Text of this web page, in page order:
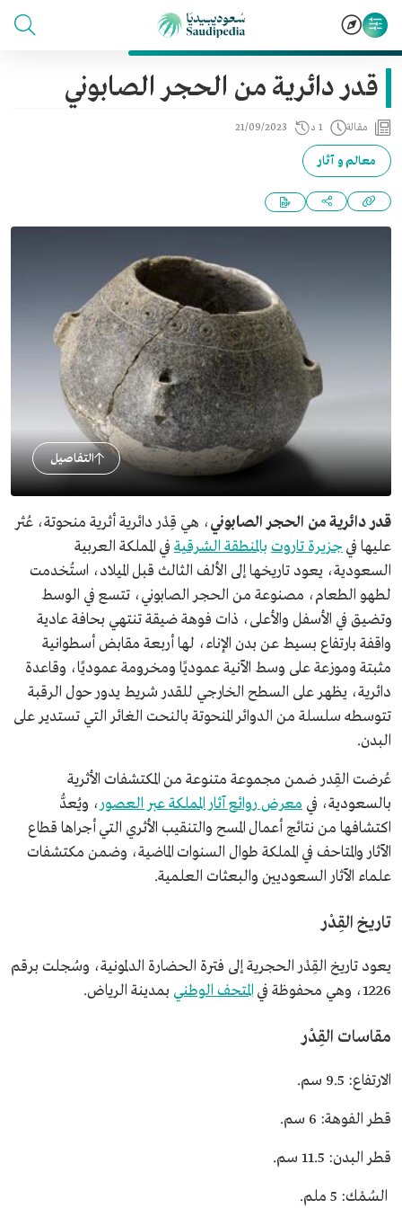
قدر دائرية من الحجر الصابوني
مقالة 1 د 21/09/2023
معالم و آثار
التفاصيل
قدر دائرية من الحجر الصابوني، هي قِدْر دائرية أثرية منحوتة، عُثر
عليها في جزيرة تاروت بالمنطقة الشرقية في المملكة العربية
السعودية، يعود تاريخها إلى الألف الثالث قبل الميلاد، استُخدمت
لطهو الطعام، مصنوعة من الحجر الصابوني، تتسع في الوسط
وتضيق في الأسفل والأعلى، ذات فوهة ضيقة تنتهي بحافة عادية
واقفة بارتفاع بسيط عن بدن الإناء، لها أربعة مقابض أسطوانية
مثبتة وموزعة على وسط الآنية عموديًا ومخرومة عموديًا، وقاعدة
دائرية، يظهر على السطح الخارجي للقدر شريط يدور حول الرقبة
تتوسطه سلسلة من الدوائر المنحوتة بالنحت الغائر التي تستدير على
البدن.
عُرضت القِدر ضمن مجموعة متنوعة من المكتشفات الأثرية
بالسعودية، في معرض روائع آثار المملكة عبر العصور، ويُعدُّ
اكتشافها من نتائج أعمال المسح والتنقيب الأثري التي أجراها قطاع
الآثار والمتاحف في المملكة طوال السنوات الماضية، وضمن مكتشفات
علماء الآثار السعوديين والبعثات العلمية.
تاريخ القِدْر
يعود تاريخ القِدْر الحجرية إلى فترة الحضارة الدلمونية، وسُجلت برقم
1226، وهي محفوظة في
المتحف الوطني بمدينة الرياض.
مقاسات القِدْر
الارتفاع: 9.5 سم.
قطر الفوهة: 6 سم.
قطر البدن: 11.5 سم.
السُمْك: 5 ملم.